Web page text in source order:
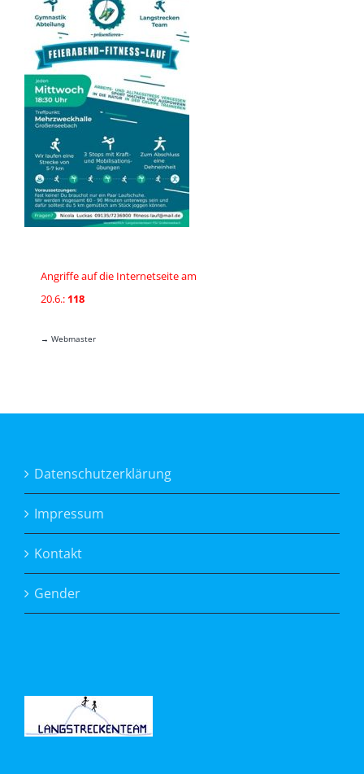
Angriffe auf die Internetseite am
20.6.: 118
→ Webmaster
Datenschutzerklärung
Impressum
Kontakt
Gender